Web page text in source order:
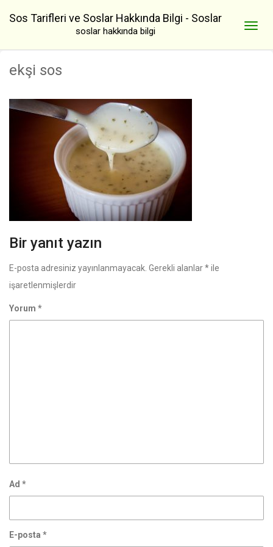
Sos Tarifleri ve Soslar Hakkında Bilgi - Soslar
soslar hakkında bilgi
ekşi sos
Bir yanıt yazın
E-posta adresiniz yayınlanmayacak. Gerekli alanlar*ile
işaretlenmişlerdir
Yorum *
Ad *
E-posta *